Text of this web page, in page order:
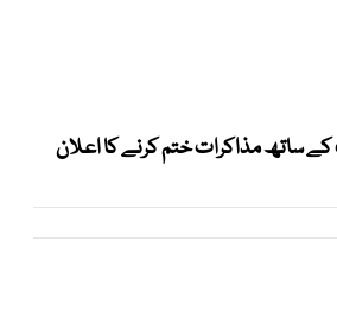
ساتھ مذاکرات ختم کرنے کا اعلان